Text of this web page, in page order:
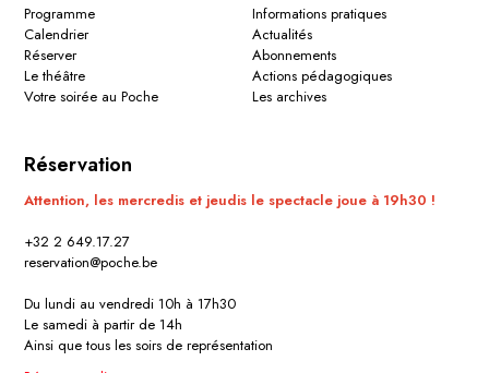
Programme
Calendrier
Réserver
Le théâtre
Votre soirée au Poche
Informations pratiques
Actualités
Abonnements
Actions pédagogiques
Les archives
Réservation
Attention, les mercredis et jeudis le spectacle joue à 19h30 !
+32 2 649.17.27
reservation@poche.be
Du lundi au vendredi 10h à 17h30
Le samedi à partir de 14h
Ainsi que tous les soirs de représentation